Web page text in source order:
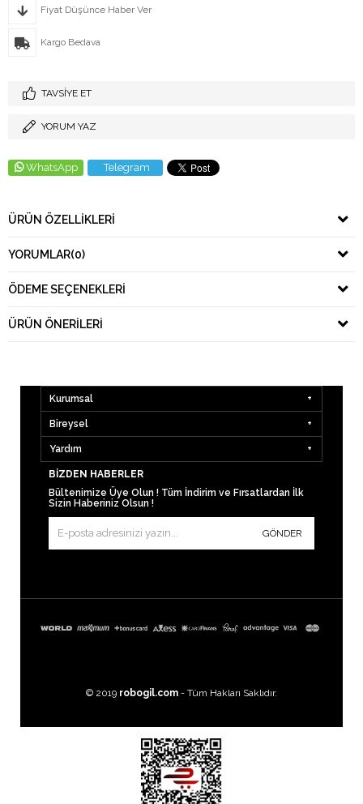
Fiyat Düşünce Haber Ver
Kargo Bedava
TAVSIYE ET
YORUM YAZ
WhatsApp Telegram
ÜRÜN ÖZELLIKLERI
YORUMLAR(0)
ÖDEME SEÇENEKLERI
ÜRÜN ÖNERILERI
Kurumsal
Bireysel
Yardım
BIZDEN HABERLER
Bültenimize Üye Olun ! Tüm İndirim ve Fırsatlardan İlk
Sizin Haberiniz Olsun !
GÖNDER
© 2019 robogil.com - Tüm Hakları Saklıdır.